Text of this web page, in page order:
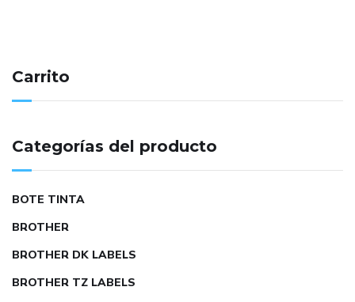
Carrito
Categorías del producto
BOTE TINTA
BROTHER
BROTHER DK LABELS
BROTHER TZ LABELS